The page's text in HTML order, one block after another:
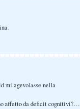
mi agevolasse nella
affetto da deficit cognitivi?…